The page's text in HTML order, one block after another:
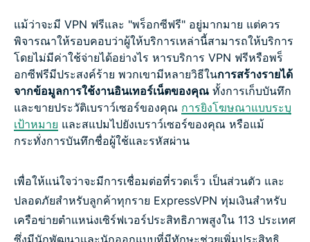
แม้ว่าจะมี VPN ฟรีและ "พร็อกซีฟรี" อยู่มากมาย แต่ควร
พิจารณาให้รอบคอบว่าผู้ให้บริการเหล่านี้สามารถให้บริการ
โดยไม่มีค่าใช้จ่ายได้อย่างไร หารบริการ VPN ฟรีหรือพร็
อกซีฟรีมีประสงค์ร้าย พวกเขามีหลายวิธีในการสร้างรายได้
จากข้อมูลการใช้งานอินเทอร์เน็ตของคุณ ทั้งการเก็บบันทึก
และขายประวัติเบราว์เซอร์ของคุณ การยิงโฆษณาแบบระบุ
เป้าหมาย และสแปมไปยังเบราว์เซอร์ของคุณ หรือแม้
กระทั่งการบันทึกชื่อผู้ใช้และรหัสผ่าน
เพื่อให้แน่ใจว่าจะมีการเชื่อมต่อที่รวดเร็ว เป็นส่วนตัว และ
ปลอดภัยสำหรับลูกค้าทุกราย ExpressVPN ทุ่มเงินสำหรับ
เครือข่ายตำแหน่งเซิร์ฟเวอร์ประสิทธิภาพสูงใน 113 ประเทศ